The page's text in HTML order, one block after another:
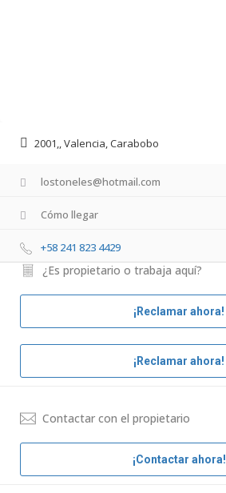
2001,, Valencia, Carabobo
lostoneles@hotmail.com
Cómo llegar
+58 241 823 4429
¿Es propietario o trabaja aquí?
¡Reclamar ahora!
¡Reclamar ahora!
Contactar con el propietario
¡Contactar ahora!